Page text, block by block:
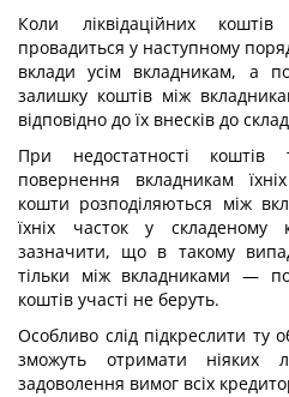
Коли ліквідаційних
провадиться у наступному
вклади усім вкладникам, а
залишку коштів між
відповідно до їх внесків до
При недостатності коштів
повернення вкладникам
кошти розподіляються між
їхніх часток у складеному
зазначити, що в такому
тільки між вкладниками —
коштів участі не беруть.
Особливо слід підкреслити ту
зможуть отримати ніяких
задоволення вимог всіх